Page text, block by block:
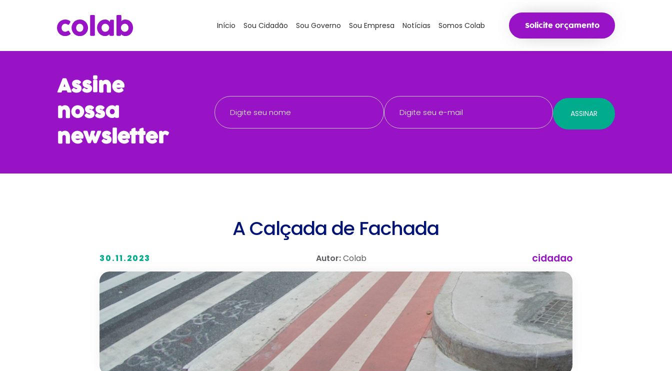
Início Sou Cidadão Sou Governo Sou Empresa Notícias Somos Colab Solicite orçamento
Assine
nossa
newsletter
A Calçada de Fachada
30.11.2023 Autor:Colab cidadao